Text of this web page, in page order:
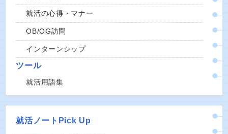
就活の心得・マナー
OB/OG訪問
インターンシップ
ツール
就活用語集
就活ノートPick Up